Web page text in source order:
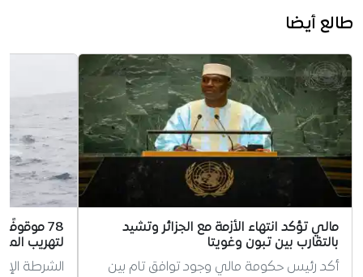
طالع أيضا
مالي تؤكد انتهاء الأزمة مع الجزائر وتشيد
بالتقارب بين تبون وغويتا
أكد رئيس حكومة مالي وجود توافق تام بين
78
لتهريب
الشرطة